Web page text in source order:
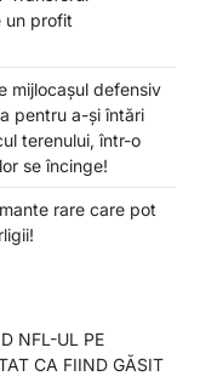
un profit
mijlocașul defensiv
pentru a-și întări
terenului, într-o
se încinge!
rare care pot
NFL-UL PE
CA FIIND GĂSIT